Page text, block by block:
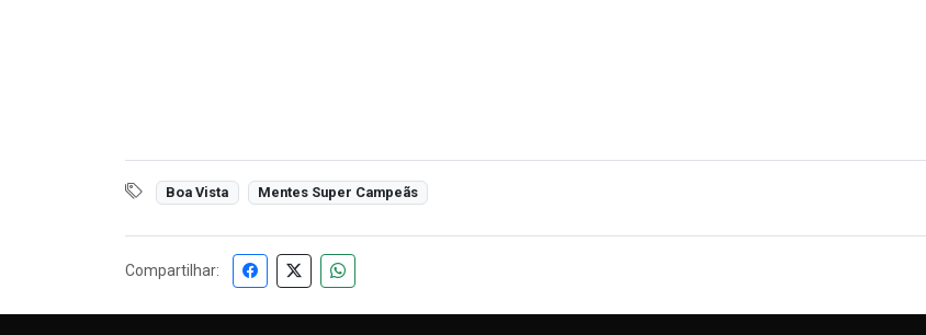
Boa Vista Mentes Super Campeãs
Compartilhar: